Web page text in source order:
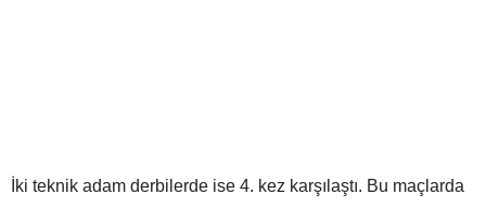
İki teknik adam derbilerde ise 4. kez karşılaştı. Bu maçlarda